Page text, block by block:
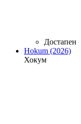
Достапен
Hokum (2026)
Хокум